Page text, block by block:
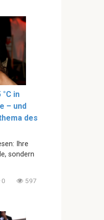
in
– und
des
Ihre
sondern
0 597